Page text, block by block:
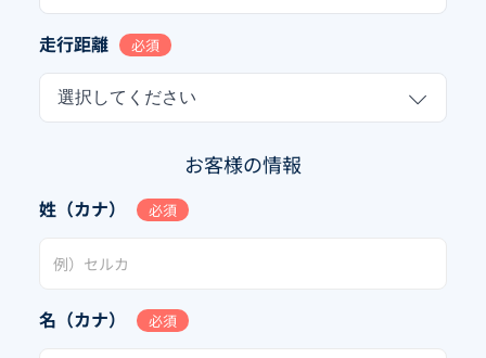
走行距離 必須
選択してください
お客様の情報
姓（カナ） 必須
名（カナ） 必須